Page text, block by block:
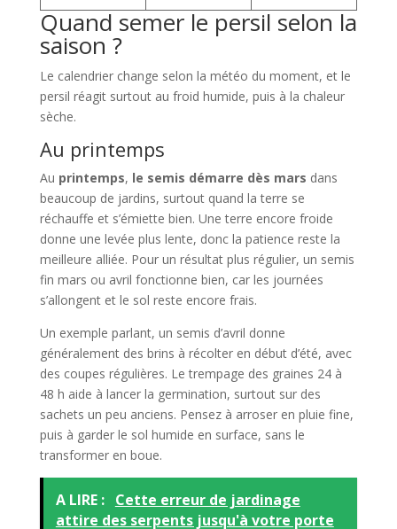
Quand semer le persil selon la
saison ?
Le calendrier change selon la météo du moment, et le
persil réagit surtout au froid humide, puis à la chaleur
sèche.
Au printemps
Au printemps, le semis démarre dès mars dans
beaucoup de jardins, surtout quand la terre se
réchauffe et s’émiette bien. Une terre encore froide
donne une levée plus lente, donc la patience reste la
meilleure alliée. Pour un résultat plus régulier, un semis
fin mars ou avril fonctionne bien, car les journées
s’allongent et le sol reste encore frais.
Un exemple parlant, un semis d’avril donne
généralement des brins à récolter en début d’été, avec
des coupes régulières. Le trempage des graines 24 à
48 h aide à lancer la germination, surtout sur des
sachets un peu anciens. Pensez à arroser en pluie fine,
puis à garder le sol humide en surface, sans le
transformer en boue.
A LIRE : Cette erreur de jardinage
attire des serpents jusqu'à votre porte